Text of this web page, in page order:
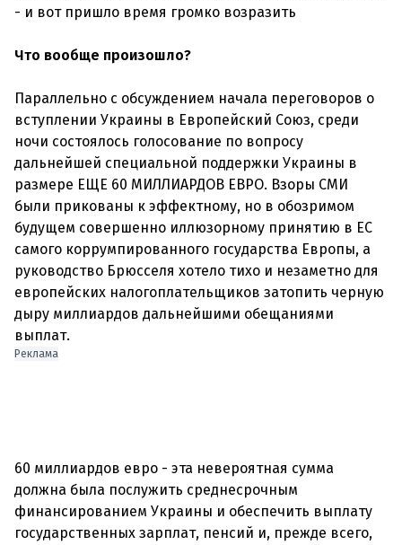
- и вот пришло время громко возразить
Что вообще произошло?
Параллельно с обсуждением начала переговоров о
вступлении Украины в Европейский Союз, среди
ночи состоялось голосование по вопросу
дальнейшей специальной поддержки Украины в
размере ЕЩЕ 60 МИЛЛИАРДОВ ЕВРО. Взоры СМИ
были прикованы к эффектному, но в обозримом
будущем совершенно иллюзорному принятию в ЕС
самого коррумпированного государства Европы, а
руководство Брюсселя хотело тихо и незаметно для
европейских налогоплательщиков затопить черную
дыру миллиардов дальнейшими обещаниями
выплат.
Реклама
60 миллиардов евро - эта невероятная сумма
должна была послужить среднесрочным
финансированием Украины и обеспечить выплату
государственных зарплат, пенсий и, прежде всего,